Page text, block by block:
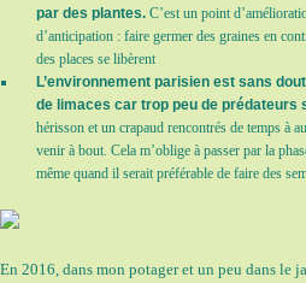
par des plantes. C’est un point
d’anticipation : faire germer des graines en
des places se libèrent
L’environnement parisien est sans
de limaces car trop peu de prédateurs
hérisson et un crapaud rencontrés de temps à
venir à bout. Cela m’oblige à passer par la
même quand il serait préférable de faire des
En 2016, dans mon potager et un peu dans le